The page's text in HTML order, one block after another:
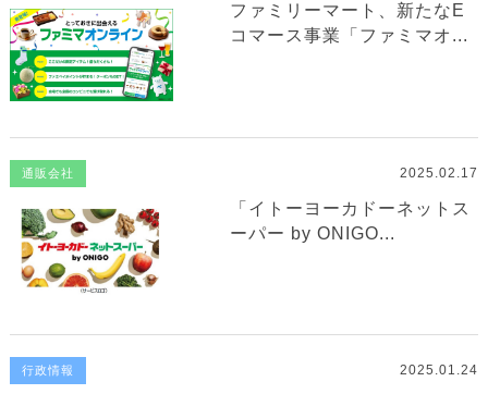
ファミリーマート、新たなE
コマース事業「ファミマオ...
通販会社 2025.02.17
「イトーヨーカドーネットス
ーパー by ONIGO...
行政情報 2025.01.24